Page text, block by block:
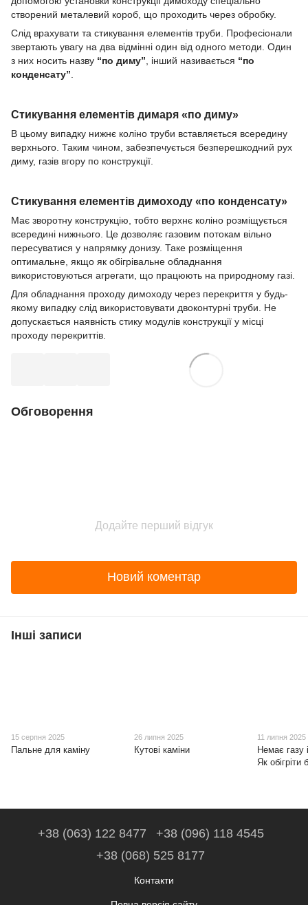
створений металевий короб, що проходить через обробку.
Слід врахувати та стикування елементів труби. Професіонали
звертають увагу на два відмінні один від одного методи. Один
з них носить назву “по диму” , інший називається “по
конденсату”
Стикування елементів димаря «по диму»
В цьому випадку нижнє коліно труби вставляється всередину
верхнього. Таким чином, забезпечується безперешкодний рух
диму, газів вгору по конструкції.
Стикування елементів димоходу «по конденсату»
Має зворотну конструкцію, тобто верхнє коліно розміщується
всередині нижнього. Це дозволяє газовим потокам вільно
пересуватися у напрямку донизу. Таке розміщення
оптимальне, якщо як обігрівальне обладнання
використовуються агрегати, що працюють на природному газі.
Для обладнання проходу димоходу через перекриття у будь-
якому випадку слід використовувати двоконтурні труби. Не
допускається наявність стику модулів конструкції у місці
проходу перекриттів.
Обговорення
Додайте перший відгук
Новий коментар
Інші записи
15 серпня 2025
Пальне для каміну
26 липня 2025
Кутові каміни
11 липня 2025
Немає газу
Як обігріти
+38 (063) 122 8477
+38 (096) 118 4545
+38 (068) 525 8177
Контакти